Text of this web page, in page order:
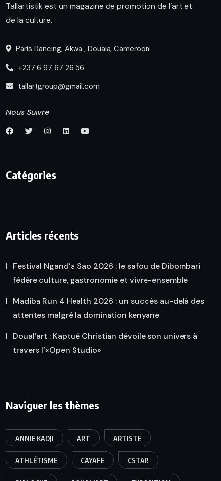
Tallartistik est un magazine de promotion de l’art et
de la culture.
Paris Dancing, Akwa , Douala, Cameroon
+237 6 97 67 26 56
tallartgroup@gmail.com
Nous Suivre
Catégories
Articles récents
Festival Ngand’a Sao 2026 : le safou de Dibombari
fédère culture, gastronomie et vivre-ensemble
Madiba Run 4 Health 2026 : un succès au-delà des
attentes malgré la domination kenyane
Doual’art : Kaptué Christian dévoile son univers à
travers l’«Open Studio»
Naviguer les thèmes
ANNIE KADJI ART ARTISTE
ATHLÉTISME CAYAFE CSTAR